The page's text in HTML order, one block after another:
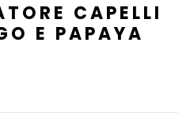
CAPELLI
E PAPAYA